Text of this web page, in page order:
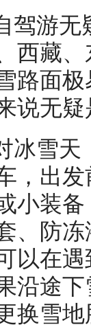
驾游无
西藏
路面
说无
冰雪天
，出
小装
、防
以在
沿途
换雪